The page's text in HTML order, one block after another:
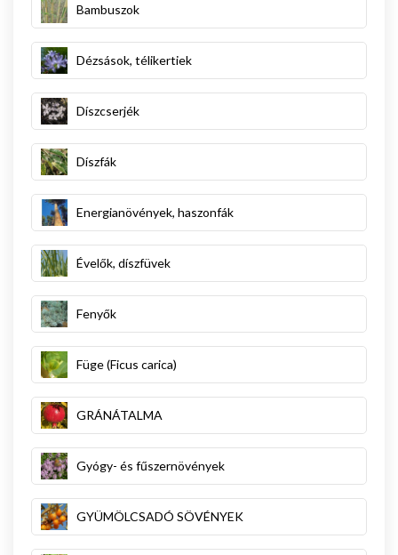
Bambuszok
Dézsások, télikertiek
Díszcserjék
Díszfák
Energianövények, haszonfák
Évelők, díszfüvek
Fenyők
Füge (Ficus carica)
GRÁNÁTALMA
Gyógy- és fűszernövények
GYÜMÖLCSADÓ SÖVÉNYEK